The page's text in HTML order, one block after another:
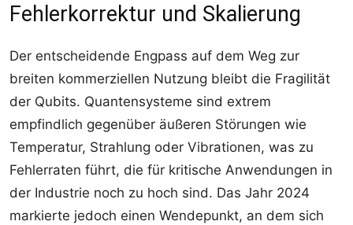
Fehlerkorrektur und Skalierung
Der entscheidende Engpass auf dem Weg zur
breiten kommerziellen Nutzung bleibt die Fragilität
der Qubits. Quantensysteme sind extrem
empfindlich gegenüber äußeren Störungen wie
Temperatur, Strahlung oder Vibrationen, was zu
Fehlerraten führt, die für kritische Anwendungen in
der Industrie noch zu hoch sind. Das Jahr 2024
markierte jedoch einen Wendepunkt, an dem sich